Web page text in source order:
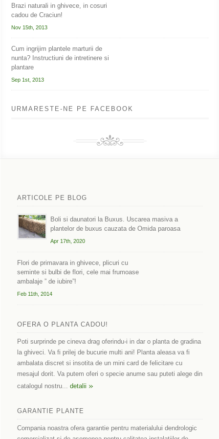
Brazi naturali in ghivece, in cosuri
cadou de Craciun!
Nov 15th, 2013
Cum ingrijim plantele marturii de
nunta? Instructiuni de intretinere si
plantare
Sep 1st, 2013
URMARESTE-NE PE FACEBOOK
ARTICOLE PE BLOG
Boli si daunatori la Buxus. Uscarea masiva a
plantelor de buxus cauzata de Omida paroasa
Apr 17th, 2020
Flori de primavara in ghivece, plicuri cu
seminte si bulbi de flori, cele mai frumoase
ambalaje ” de iubire”!
Feb 11th, 2014
OFERA O PLANTA CADOU!
Poti surprinde pe cineva drag oferindu-i in dar o planta de gradina
la ghiveci. Va fi prilej de bucurie multi ani! Planta aleasa va fi
ambalata discret si insotita de un mini card de felicitare cu
mesajul dorit. Va putem oferi o specie anume sau puteti alege din
catalogul nostru... detalii »
GARANTIE PLANTE
Compania noastra ofera garantie pentru materialului dendrologic